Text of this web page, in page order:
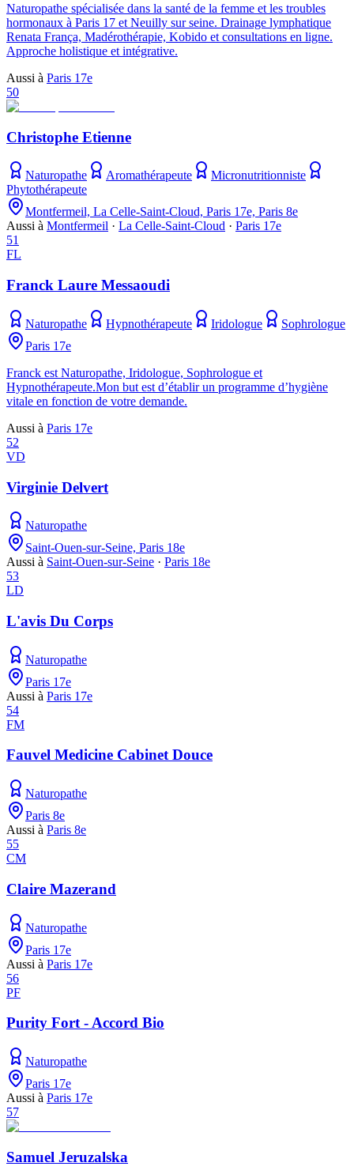
Naturopathe spécialisée dans la santé de la femme et les troubles
hormonaux à Paris 17 et Neuilly sur seine. Drainage lymphatique
Renata França, Madérothérapie, Kobido et consultations en ligne.
Approche holistique et intégrative.
Aussi à Paris 17e
50
Christophe Etienne
Naturopathe Aromathérapeute
Micronutritionniste
Phytothérapeute
Montfermeil, La Celle-Saint-Cloud, Paris 17e, Paris 8e
Aussi à Montfermeil · La Celle-Saint-Cloud · Paris 17e
51
FL
Franck Laure Messaoudi
Naturopathe Hypnothérapeute Iridologue
Sophrologue
Paris 17e
Franck est Naturopathe, Iridologue, Sophrologue et
Hypnothérapeute.Mon but est d’établir un programme d’hygiène
vitale en fonction de votre demande.
Aussi à Paris 17e
52
VD
Virginie Delvert
Naturopathe
Saint-Ouen-sur-Seine, Paris 18e
Aussi à Saint-Ouen-sur-Seine · Paris 18e
53
LD
L'avis Du Corps
Naturopathe
Paris 17e
Aussi à Paris 17e
54
FM
Fauvel Medicine Cabinet Douce
Naturopathe
Paris 8e
Aussi à Paris 8e
55
CM
Claire Mazerand
Naturopathe
Paris 17e
Aussi à Paris 17e
56
PF
Purity Fort - Accord Bio
Naturopathe
Paris 17e
Aussi à Paris 17e
57
Samuel Jeruzalska